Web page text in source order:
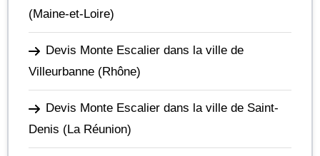
(Maine-et-Loire)
Devis Monte Escalier dans la ville de
Villeurbanne (Rhône)
Devis Monte Escalier dans la ville de Saint-
Denis (La Réunion)